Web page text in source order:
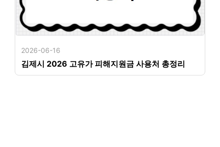
2026-06-16
김제시 2026 고유가 피해지원금 사용처 총정리